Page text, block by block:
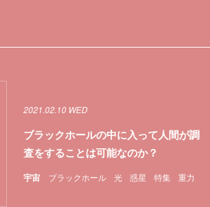
宇宙 ブラックホール 光 惑星 特集 重力
2021.02.10 WED
ブラックホールの中に入って人間が調
査をすることは可能なのか？